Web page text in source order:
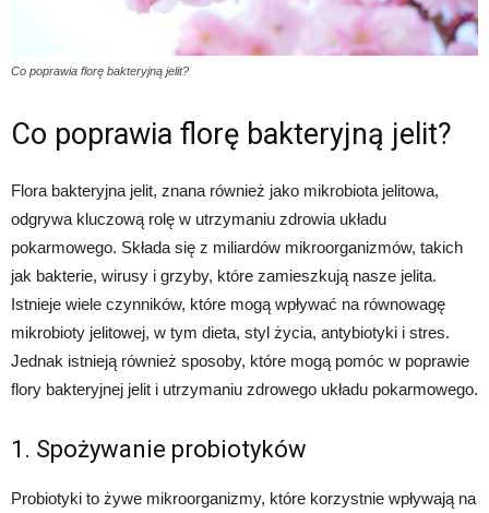
Co poprawia florę bakteryjną jelit?
Co poprawia florę bakteryjną jelit?
Flora bakteryjna jelit, znana również jako mikrobiota jelitowa,
odgrywa kluczową rolę w utrzymaniu zdrowia układu
pokarmowego. Składa się z miliardów mikroorganizmów, takich
jak bakterie, wirusy i grzyby, które zamieszkują nasze jelita.
Istnieje wiele czynników, które mogą wpływać na równowagę
mikrobioty jelitowej, w tym dieta, styl życia, antybiotyki i stres.
Jednak istnieją również sposoby, które mogą pomóc w poprawie
flory bakteryjnej jelit i utrzymaniu zdrowego układu pokarmowego.
1. Spożywanie probiotyków
Probiotyki to żywe mikroorganizmy, które korzystnie wpływają na